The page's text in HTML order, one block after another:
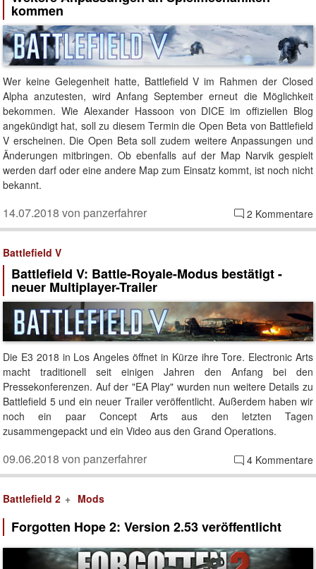
kommen
Wer keine Gelegenheit hatte, Battlefield V im Rahmen der Closed
Alpha anzutesten, wird Anfang September erneut die Möglichkeit
bekommen. Wie Alexander Hassoon von DICE im offiziellen Blog
angekündigt hat, soll zu diesem Termin die Open Beta von Battlefield
V erscheinen. Die Open Beta soll zudem weitere Anpassungen und
Änderungen mitbringen. Ob ebenfalls auf der Map Narvik gespielt
werden darf oder eine andere Map zum Einsatz kommt, ist noch nicht
bekannt.
2 Kommentare
14.07.2018 von panzerfahrer
Battlefield V
Battlefield V: Battle-Royale-Modus bestätigt -
neuer Multiplayer-Trailer
Die E3 2018 in Los Angeles öffnet in Kürze ihre Tore. Electronic Arts
macht traditionell seit einigen Jahren den Anfang bei den
Pressekonferenzen. Auf der "EA Play" wurden nun weitere Details zu
Battlefield 5 und ein neuer Trailer veröffentlicht. Außerdem haben wir
noch ein paar Concept Arts aus den letzten Tagen
zusammengepackt und ein Video aus den Grand Operations.
4 Kommentare
09.06.2018 von panzerfahrer
Battlefield 2 Mods
Forgotten Hope 2: Version 2.53 veröffentlicht